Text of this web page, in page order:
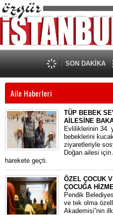
SON DAKİKA
Aile Haberleri
TÜP BEBEK
AİLESİNE
​Evliliklerinin 34.
bebeklerini
ziyaretleriyle
Doğan ailesi için
harekete geçti.
ÖZEL ÇOCUK
ÇOCUĞA
Pendik
ve tek olma
Akademisi”nin